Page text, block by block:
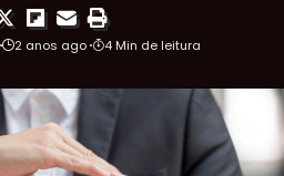
2 anos ago 4 Min de leitura